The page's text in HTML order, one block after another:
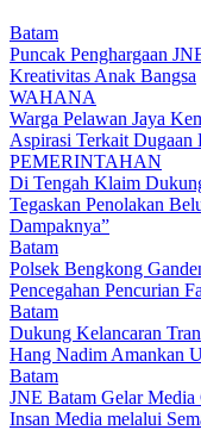
Batam
Puncak Penghargaan
Kreativitas Anak Bangsa
WAHANA
Warga Pelawan Jaya
Aspirasi Terkait
PEMERINTAHAN
Di Tengah Klaim
Tegaskan Penolakan
Dampaknya”
Batam
Polsek Bengkong
Pencegahan Pencurian
Batam
Dukung Kelancaran
Hang Nadim Amankan
Batam
JNE Batam Gelar Media
Insan Media melalui